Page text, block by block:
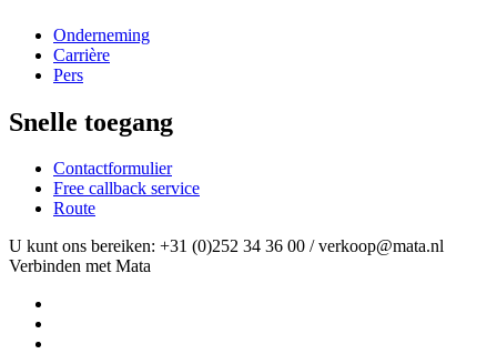
Onderneming
Carrière
Pers
Snelle toegang
Contactformulier
Free callback service
Route
U kunt ons bereiken: +31 (0)252 34 36 00 / verkoop@mata.nl
Verbinden met Mata